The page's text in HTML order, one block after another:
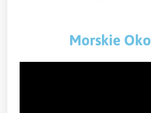
Morskie Oko